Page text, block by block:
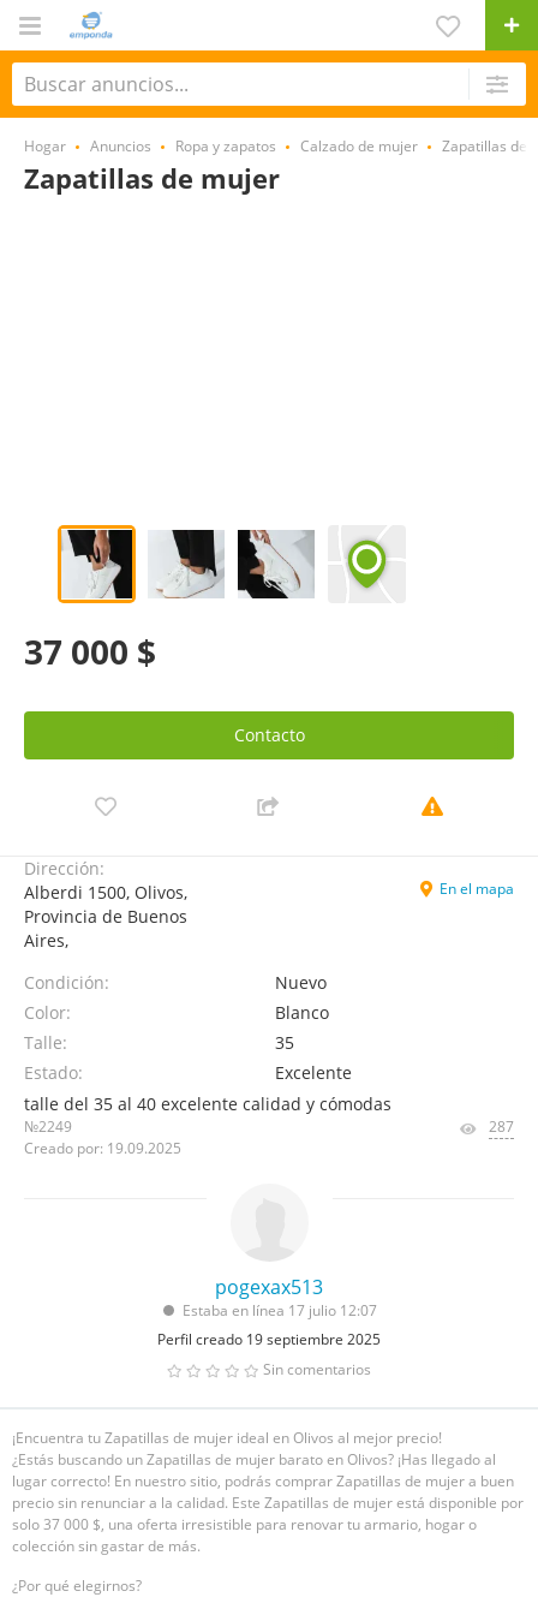
Hogar Anuncios Ropa y zapatos Calzado de mujer Zapatillas
Zapatillas de mujer
37 000 $
Contacto
Dirección:
Alberdi 1500, Olivos,
Provincia de Buenos
Aires,
En el mapa
Condición:
Nuevo
Color:
Blanco
Talle:
35
Estado:
Excelente
talle del 35 al 40 excelente calidad y cómodas
№2249
Creado por: 19.09.2025
287
pogexax513
Estaba en línea 17 julio 12:07
Perfil creado 19 septiembre 2025
Sin comentarios
¡Encuentra tu Zapatillas de mujer ideal en Olivos al mejor precio!
¿Estás buscando un Zapatillas de mujer barato en Olivos? ¡Has llegado al
lugar correcto! En nuestro sitio, podrás comprar Zapatillas de mujer a buen
precio sin renunciar a la calidad. Este Zapatillas de mujer está disponible por
solo 37 000 $, una oferta irresistible para renovar tu armario, hogar o
colección sin gastar de más.
¿Por qué elegirnos?